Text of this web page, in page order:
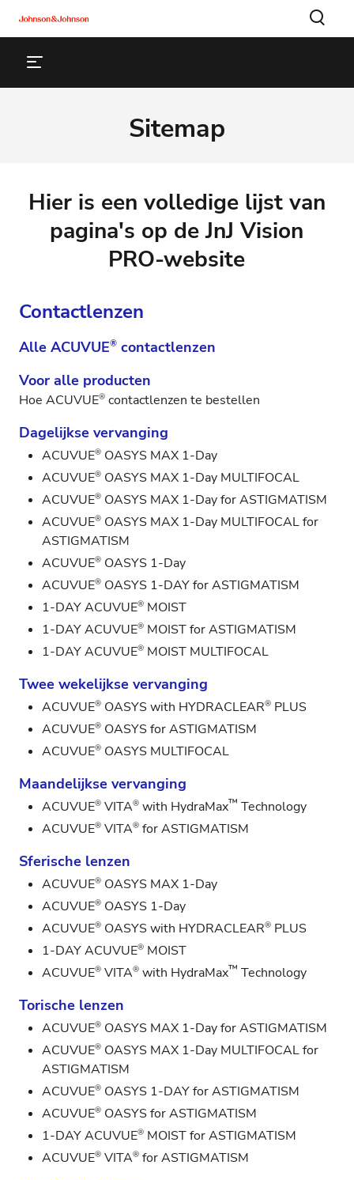
Sitemap
Hier is een volledige lijst van
pagina's op de JnJ Vision
PRO-website
Contactlenzen
Alle ACUVUE® contactlenzen
Voor alle producten
Hoe ACUVUE® contactlenzen te bestellen
Dagelijkse vervanging
ACUVUE® OASYS MAX 1-Day
ACUVUE® OASYS MAX 1-Day MULTIFOCAL
ACUVUE® OASYS MAX 1-Day for ASTIGMATISM
ACUVUE® OASYS MAX 1-Day MULTIFOCAL for
ASTIGMATISM
ACUVUE® OASYS 1-Day
ACUVUE® OASYS 1-DAY for ASTIGMATISM
1-DAY ACUVUE® MOIST
1-DAY ACUVUE® MOIST for ASTIGMATISM
1-DAY ACUVUE® MOIST MULTIFOCAL
Twee wekelijkse vervanging
ACUVUE® OASYS with HYDRACLEAR® PLUS
ACUVUE® OASYS for ASTIGMATISM
ACUVUE® OASYS MULTIFOCAL
Maandelijkse vervanging
ACUVUE® VITA® with HydraMax™ Technology
ACUVUE® VITA® for ASTIGMATISM
Sferische lenzen
ACUVUE® OASYS MAX 1-Day
ACUVUE® OASYS 1-Day
ACUVUE® OASYS with HYDRACLEAR® PLUS
1-DAY ACUVUE® MOIST
ACUVUE® VITA® with HydraMax™ Technology
Torische lenzen
ACUVUE® OASYS MAX 1-Day for ASTIGMATISM
ACUVUE® OASYS MAX 1-Day MULTIFOCAL for
ASTIGMATISM
ACUVUE® OASYS 1-DAY for ASTIGMATISM
ACUVUE® OASYS for ASTIGMATISM
1-DAY ACUVUE® MOIST for ASTIGMATISM
ACUVUE® VITA® for ASTIGMATISM